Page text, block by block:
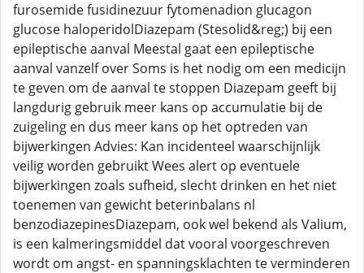
furosemide fusidinezuur fytomenadion glucagon
glucose haloperidolDiazepam (Stesolid&reg;) bij een
epileptische aanval Meestal gaat een epileptische
aanval vanzelf over Soms is het nodig om een medicijn
te geven om de aanval te stoppen Diazepam geeft bij
langdurig gebruik meer kans op accumulatie bij de
zuigeling en dus meer kans op het optreden van
bijwerkingen Advies: Kan incidenteel waarschijnlijk
veilig worden gebruikt Wees alert op eventuele
bijwerkingen zoals sufheid, slecht drinken en het niet
toenemen van gewicht beterinbalans nl
benzodiazepinesDiazepam, ook wel bekend als Valium,
is een kalmeringsmiddel dat vooral voorgeschreven
wordt om angst- en spanningsklachten te verminderen